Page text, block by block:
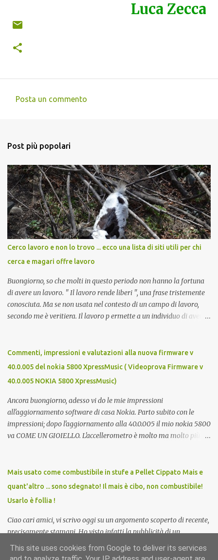
Luca Zecca
m
e
n
t
i
Posta un commento
Post più popolari
Cerco lavoro e non lo trovo ... ecco una lista di siti utili per chi
cerca e magari offre lavoro
Buongiorno, so che molti in questo periodo non hanno la fortuna
di avere un lavoro. " Il lavoro rende liberi ", una frase tristemente
conosciuta. Ma se non usata nel contesto di un campo di lavoro,
secondo me è veritiera. Il lavoro p ermette a un individuo di avere
libertà. Mi auguro dunque questo elenco possa essere d'aiuto.
Buona fortuna a tutti e buona giornata, Luca Zecca Jooble Trovit
CercoLavoro.com Motore Lavoro Subito.it (Sezione OFFERTE DI
LAVORO) Info Jobs
Commenti, impressioni e valutazioni alla nuova firmware v
40.0.005 del nokia 5800 XpressMusic ( Videoprova Firmware v
40.0.005 NOKIA 5800 XpressMusic)
Ancora buongiorno, adesso vi do le mie impressioni
all'aggiornamento software di casa Nokia. Parto subito con le
impressioni; dopo l'aggiornamento alla 40.0.005 il mio nokia 5800
va COME UN GIOIELLO. L'accellerometro è molto ma molto più
possono aggiungere più foto di persone e quindi più contatti
direttamente sulla home. Parere totalemente positivo,
allora un video del nokia aggiornato... Buona visione e ancora
buona domenica, Luca Zecca Ecco i miglioramenti apportati
dall'aggiornamento: scrolling cinetico ma non completo ossia nel
ricezione chiamate stile n97 se si ha il blocco attivato;
Mais usato come combustibile in stufe a Pellet Cippato Mais e
quant'altro ... sono sdegnato! Il mais è cibo, non combustibile!
Usarlo è follia !
Ciao cari amici, vi scrivo oggi su un argomento scoperto di recente,
precisamente stamani. Ho visto infatti la pubblicità di un
produttore di stufe a pellet che in alternativa bruciavano mais.
Mais???? Bruciare mais?????? Ebbene si, centinaia di milioni di
This site uses cookies from Google to deliver its services